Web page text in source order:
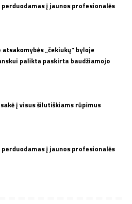
į jaunos profesionalės
„čekiukų“ byloje
palikta paskirta baudžiamojo
į visus šilutiškiams rūpimus
į jaunos profesionalės